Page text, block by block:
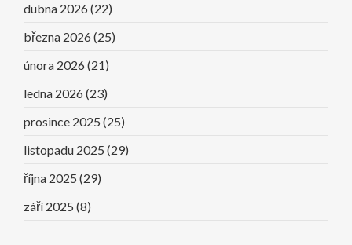
dubna 2026 (22)
března 2026 (25)
února 2026 (21)
ledna 2026 (23)
prosince 2025 (25)
listopadu 2025 (29)
října 2025 (29)
září 2025 (8)